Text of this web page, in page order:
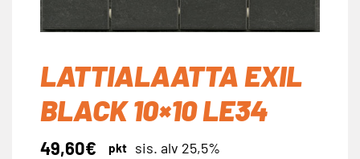
LATTIALAATTA EXIL
BLACK 10×10 LE34
49,60€ sis. alv 25,5%
pkt